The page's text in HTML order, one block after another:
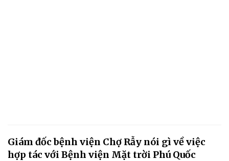
Giám đốc bệnh viện Chợ Rẫy nói gì về việc
hợp tác với Bệnh viện Mặt trời Phú Quốc